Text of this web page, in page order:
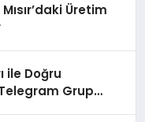
Üretim
ile Doğru
Grup